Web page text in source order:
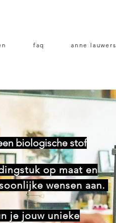
faq anne lauwers
biologische stof
op maat en
wensen aan.
je jouw unieke